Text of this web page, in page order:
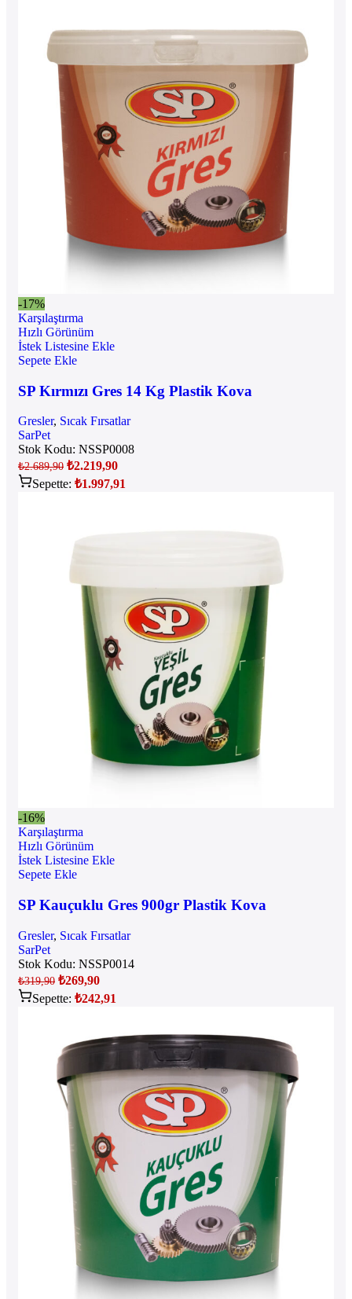
-17%
Karşılaştırma
Hızlı Görünüm
İstek Listesine Ekle
Sepete Ekle
SP Kırmızı Gres 14 Kg Plastik Kova
Gresler, Sıcak Fırsatlar
SarPet
Stok Kodu: NSSP0008
₺2.689,90 ₺2.219,90
Sepette: ₺1.997,91
-16%
Karşılaştırma
Hızlı Görünüm
İstek Listesine Ekle
Sepete Ekle
SP Kauçuklu Gres 900gr Plastik Kova
Gresler, Sıcak Fırsatlar
SarPet
Stok Kodu: NSSP0014
₺319,90 ₺269,90
Sepette: ₺242,91